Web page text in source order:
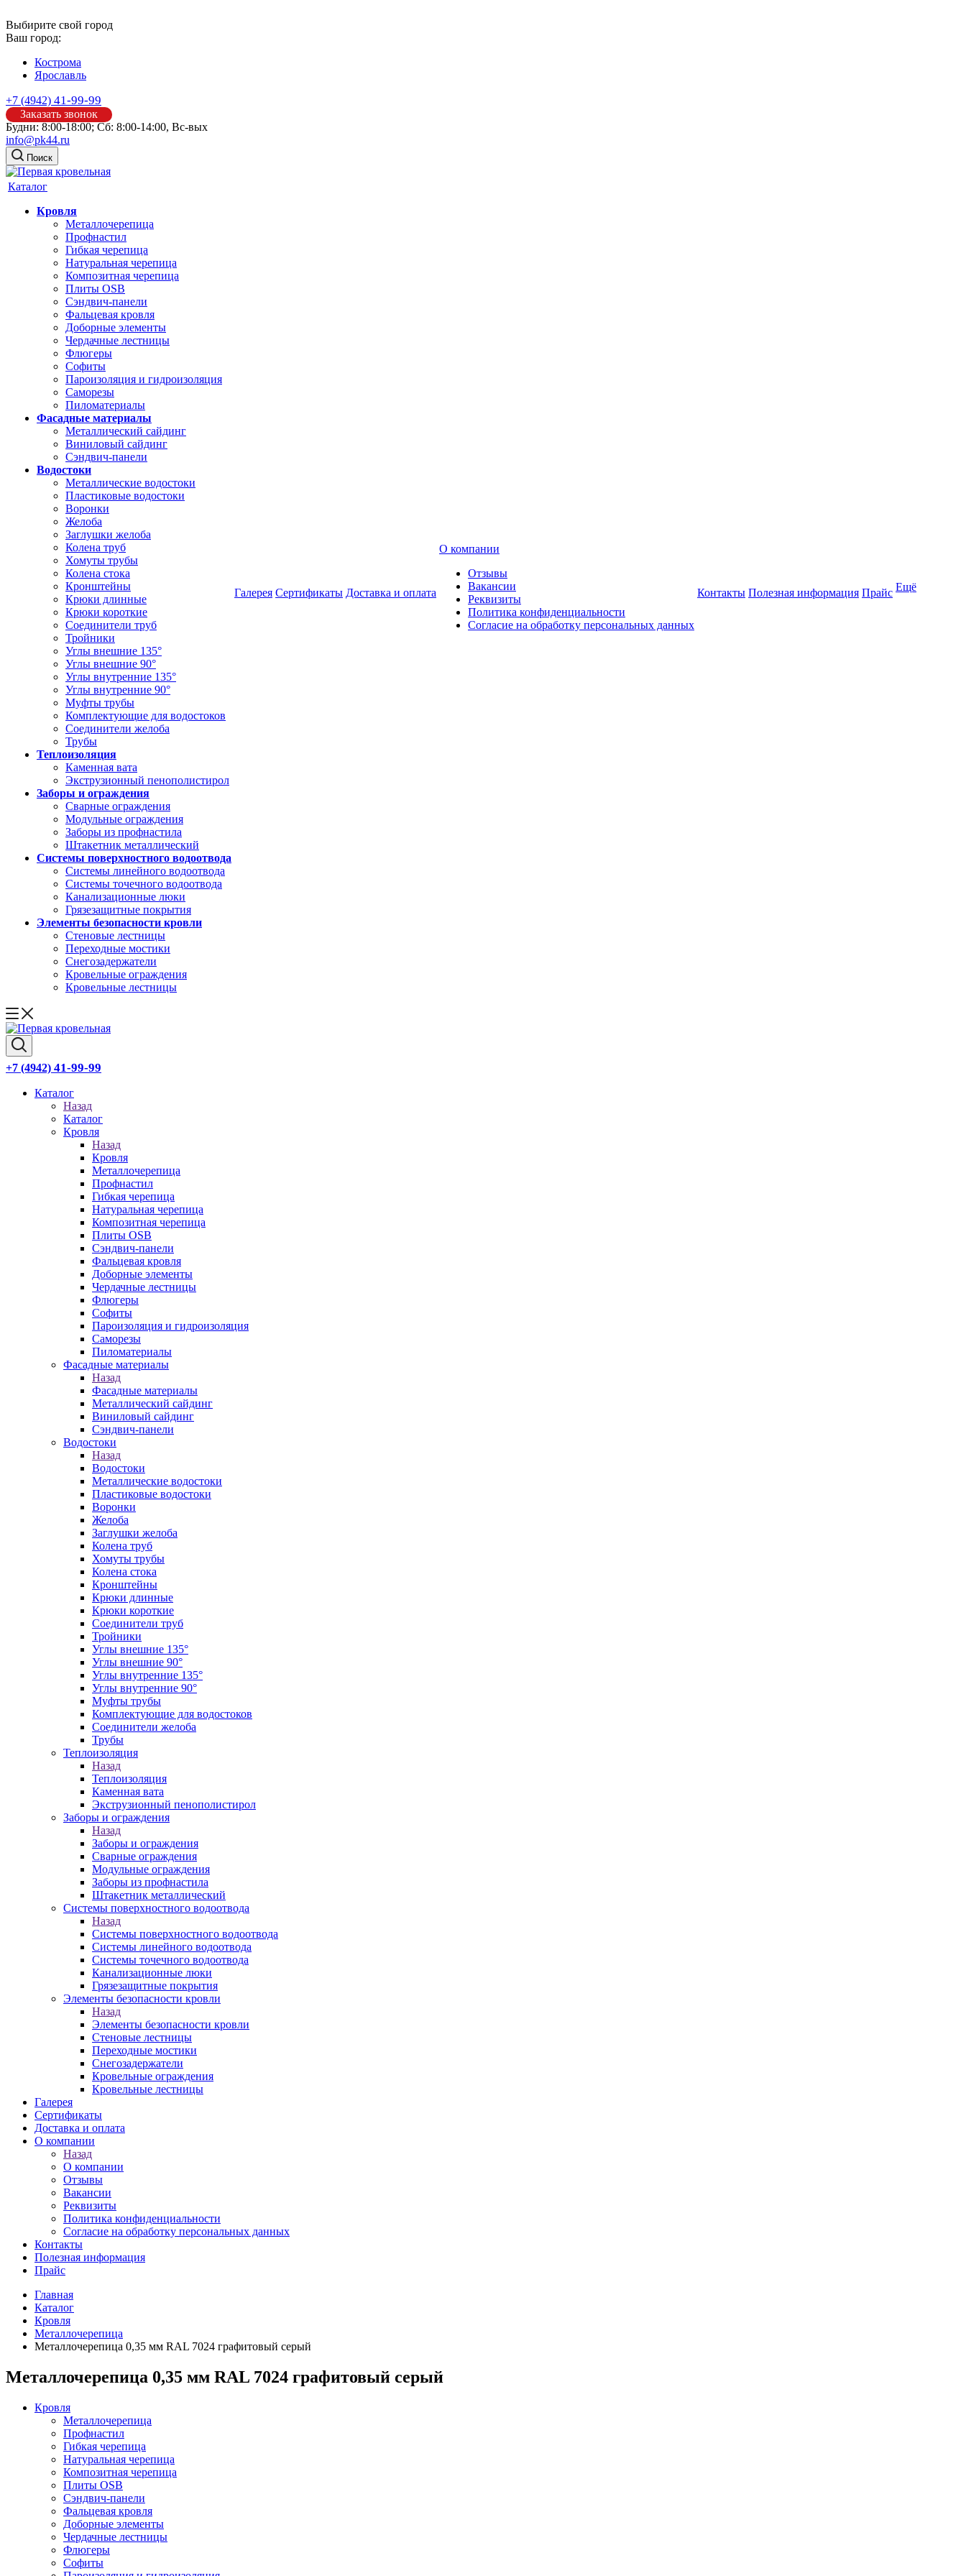
Выбирите свой город
Ваш город:
Кострома
Ярославль
+7 (4942) 41-99-99
Заказать звонок
Будни: 8:00-18:00; Сб: 8:00-14:00, Вс-вых
info@pk44.ru
Поиск
Каталог
Кровля
Металлочерепица
Профнастил
Гибкая черепица
Натуральная черепица
Композитная черепица
Плиты OSB
Сэндвич-панели
Фальцевая кровля
Доборные элементы
Чердачные лестницы
Флюгеры
Софиты
Пароизоляция и гидроизоляция
Саморезы
Пиломатериалы
Фасадные материалы
Металлический сайдинг
Виниловый сайдинг
Сэндвич-панели
Водостоки
Металлические водостоки
Пластиковые водостоки
Воронки
Желоба
Заглушки желоба
Колена труб
Хомуты трубы
Колена стока
Кронштейны
Крюки длинные
Крюки короткие
Соединители труб
Тройники
Углы внешние 135°
Углы внешние 90°
Углы внутренние 135°
Углы внутренние 90°
Муфты трубы
Комплектующие для водостоков
Соединители желоба
Трубы
Теплоизоляция
Каменная вата
Экструзионный пенополистирол
Заборы и ограждения
Сварные ограждения
Модульные ограждения
Заборы из профнастила
Штакетник металлический
Системы поверхностного водоотвода
Системы линейного водоотвода
Системы точечного водоотвода
Канализационные люки
Грязезащитные покрытия
Элементы безопасности кровли
Стеновые лестницы
Переходные мостики
Снегозадержатели
Кровельные ограждения
Кровельные лестницы
Галерея Сертификаты Доставка и оплата
О компании
Отзывы
Вакансии
Реквизиты
Политика конфиденциальности
Согласие на обработку персональных данных
Контакты Полезная информация Прайс Ещё
+7 (4942) 41-99-99
Каталог
Назад
Каталог
Кровля
Назад
Кровля
Металлочерепица
Профнастил
Гибкая черепица
Натуральная черепица
Композитная черепица
Плиты OSB
Сэндвич-панели
Фальцевая кровля
Доборные элементы
Чердачные лестницы
Флюгеры
Софиты
Пароизоляция и гидроизоляция
Саморезы
Пиломатериалы
Фасадные материалы
Назад
Фасадные материалы
Металлический сайдинг
Виниловый сайдинг
Сэндвич-панели
Водостоки
Назад
Водостоки
Металлические водостоки
Пластиковые водостоки
Воронки
Желоба
Заглушки желоба
Колена труб
Хомуты трубы
Колена стока
Кронштейны
Крюки длинные
Крюки короткие
Соединители труб
Тройники
Углы внешние 135°
Углы внешние 90°
Углы внутренние 135°
Углы внутренние 90°
Муфты трубы
Комплектующие для водостоков
Соединители желоба
Трубы
Теплоизоляция
Назад
Теплоизоляция
Каменная вата
Экструзионный пенополистирол
Заборы и ограждения
Назад
Заборы и ограждения
Сварные ограждения
Модульные ограждения
Заборы из профнастила
Штакетник металлический
Системы поверхностного водоотвода
Назад
Системы поверхностного водоотвода
Системы линейного водоотвода
Системы точечного водоотвода
Канализационные люки
Грязезащитные покрытия
Элементы безопасности кровли
Назад
Элементы безопасности кровли
Стеновые лестницы
Переходные мостики
Снегозадержатели
Кровельные ограждения
Кровельные лестницы
Галерея
Сертификаты
Доставка и оплата
О компании
Назад
О компании
Отзывы
Вакансии
Реквизиты
Политика конфиденциальности
Согласие на обработку персональных данных
Контакты
Полезная информация
Прайс
Главная
Каталог
Кровля
Металлочерепица
Металлочерепица 0,35 мм RAL 7024 графитовый серый
Металлочерепица 0,35 мм RAL 7024 графитовый серый
Кровля
Металлочерепица
Профнастил
Гибкая черепица
Натуральная черепица
Композитная черепица
Плиты OSB
Сэндвич-панели
Фальцевая кровля
Доборные элементы
Чердачные лестницы
Флюгеры
Софиты